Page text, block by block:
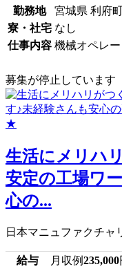
勤務地
宮城県 利府
寮・社宅 なし
仕事内容 機械オペレ
募集が停止しています
生活にメリハ
安定の工場ワ
心の...
日本マニュファクチャ
給与 月収例235,000